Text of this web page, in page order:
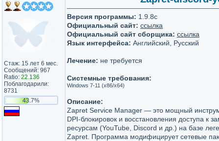
Стаж: 15 лет 6 мес.
Сообщений: 967
Ratio: 22.136
Поблагодарили:
8731
43.7%
Версия программы: 1.9.8c
Официальный сайт: ссылка
Официальный сайт сборщика: ссылка
Язык интерфейса: Английский, Русский
Лечение: не требуется
Системные требования:
Windows 7-11 (x86/x64)
Описание:
Zapret Service Manager — это мощный
DPI-блокировок и восстановления доступа к
ресурсам (YouTube, Discord и др.) на базе
Zapret. Программа модифицирует сетевые